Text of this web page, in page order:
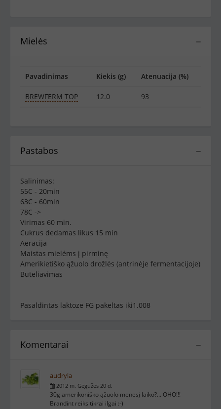
−
Mielės
Pavadinimas Kiekis (g) Atenuacija (%)
BREWFERM TOP 12.0 93
−
Pastabos
Salinimas:
55C - 20min
63C - 60min
78C ->
Virimas 60 min.
Cukrus dedamas likus 15 min
Aeracija
Maistas mielėms į pirminę
Amerikietiško ąžuolo drožlės (antrinėje fermentacijoje)
Buteliavimas
Pasaldintas laktoze FG pakeltas iki1.008
−
Komentarai
audryla
2012 m. Gegužės 20 d.
30g amerikoniško ąžuolo mėnesį laiko?... OHO!!!
Brandint reiks tikrai ilgai :-)